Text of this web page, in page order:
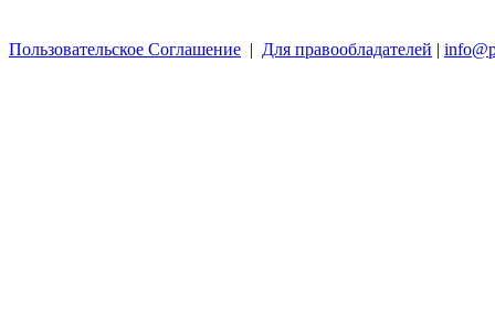
Пользовательское Соглашение | Для правообладателей |